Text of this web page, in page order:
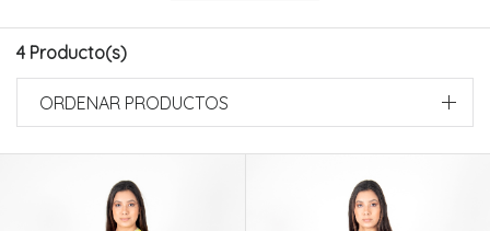
4 Producto(s)
ORDENAR PRODUCTOS